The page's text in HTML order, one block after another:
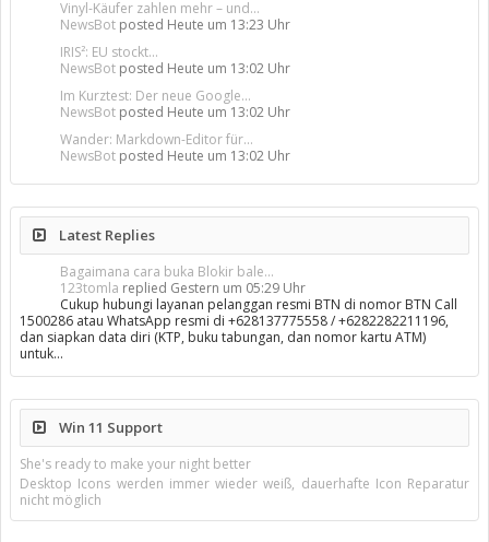
Vinyl-Käufer zahlen mehr – und...
NewsBot posted Heute um 13:23 Uhr
IRIS²: EU stockt...
NewsBot posted Heute um 13:02 Uhr
Im Kurztest: Der neue Google...
NewsBot posted Heute um 13:02 Uhr
Wander: Markdown-Editor für...
NewsBot posted Heute um 13:02 Uhr
Latest Replies
Bagaimana cara buka Blokir bale...
123tomla replied Gestern um 05:29 Uhr
Cukup hubungi layanan pelanggan resmi BTN di nomor BTN Call
1500286 atau WhatsApp resmi di +628137775558 / +6282282211196,
dan siapkan data diri (KTP, buku tabungan, dan nomor kartu ATM)
untuk…
Win 11 Support
She's ready to make your night better
Desktop Icons werden immer wieder weiß, dauerhafte Icon Reparatur
nicht möglich